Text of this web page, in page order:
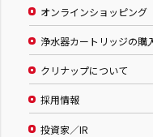
オンラインショッピング
浄水器カートリッジの購
クリナップについて
採用情報
投資家／IR